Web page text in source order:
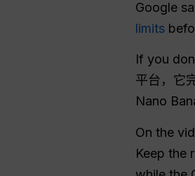
Google
limits
If you
平台，它
Nano
On the
Keep the